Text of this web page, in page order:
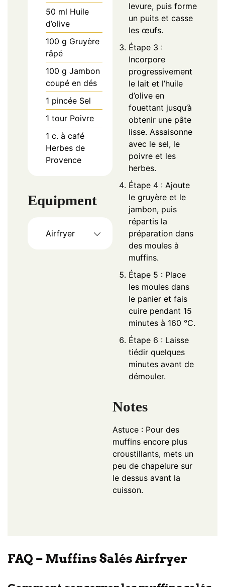
50 ml Huile
d’olive
100 g Gruyère
râpé
100 g Jambon
coupé en dés
1 pincée Sel
1 tour Poivre
1 c. à café
Herbes de
Provence
Equipment
Airfryer
levure, puis forme
un puits et casse
les œufs.
Étape 3 :
Incorpore
progressivement
le lait et l’huile
d’olive en
fouettant jusqu’à
obtenir une pâte
lisse. Assaisonne
avec le sel, le
poivre et les
herbes.
Étape 4 : Ajoute
le gruyère et le
jambon, puis
répartis la
préparation dans
des moules à
muffins.
Étape 5 : Place
les moules dans
le panier et fais
cuire pendant 15
minutes à 160 °C.
Étape 6 : Laisse
tiédir quelques
minutes avant de
démouler.
Notes
Astuce : Pour des
muffins encore plus
croustillants, mets un
peu de chapelure sur
le dessus avant la
cuisson.
FAQ – Muffins Salés Airfryer